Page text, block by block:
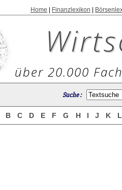
Home Finanzlexikon
über 20.000
Suche :
B C D E F G H I J K